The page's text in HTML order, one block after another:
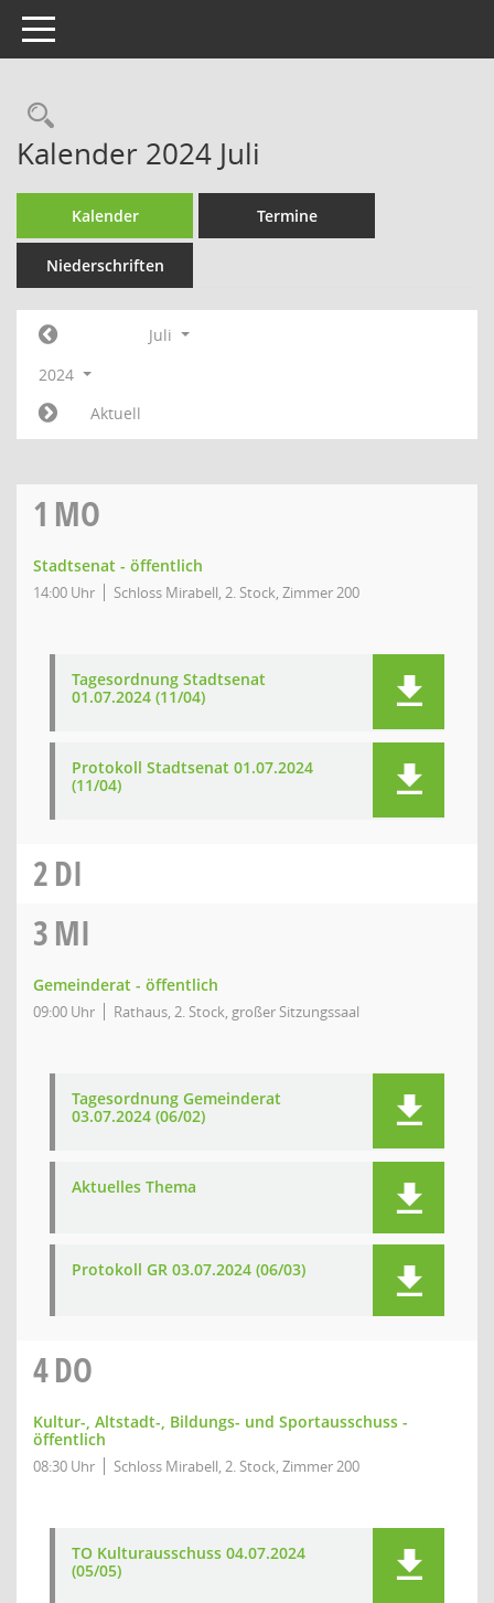
Toggle navigation
Rechercheauswahl
Kalender 2024 Juli
Kalender Termine
Niederschriften
Juli
2024
Aktuell
1 MO
Stadtsenat - öffentlich
14:00 Uhr Schloss Mirabell, 2. Stock, Zimmer 200
Tagesordnung Stadtsenat
01.07.2024 (11/04)
Protokoll Stadtsenat 01.07.2024
(11/04)
2DI
3MI
Gemeinderat - öffentlich
09:00 Uhr Rathaus, 2. Stock, großer Sitzungssaal
Tagesordnung Gemeinderat
03.07.2024 (06/02)
Aktuelles Thema
Protokoll GR 03.07.2024 (06/03)
4DO
Kultur-, Altstadt-, Bildungs- und Sportausschuss -
öffentlich
08:30 Uhr Schloss Mirabell, 2. Stock, Zimmer 200
TO Kulturausschuss 04.07.2024
(05/05)